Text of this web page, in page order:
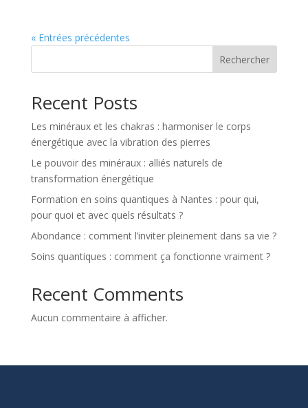
« Entrées précédentes
Rechercher
Recent Posts
Les minéraux et les chakras : harmoniser le corps
énergétique avec la vibration des pierres
Le pouvoir des minéraux : alliés naturels de
transformation énergétique
Formation en soins quantiques à Nantes : pour qui,
pour quoi et avec quels résultats ?
Abondance : comment l’inviter pleinement dans sa vie ?
Soins quantiques : comment ça fonctionne vraiment ?
Recent Comments
Aucun commentaire à afficher.